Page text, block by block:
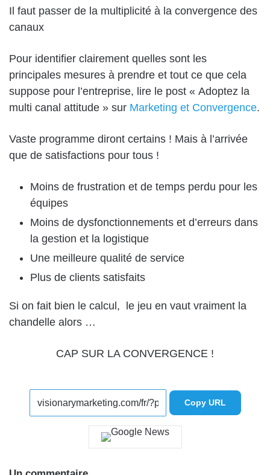
Il faut passer de la multiplicité à la convergence des
canaux
Pour identifier clairement quelles sont les
principales mesures à prendre et tout ce que cela
suppose pour l’entreprise, lire le post « Adoptez la
multi canal attitude » sur Marketing et Convergence.
Vaste programme diront certains ! Mais à l’arrivée
que de satisfactions pour tous !
Moins de frustration et de temps perdu pour les
équipes
Moins de dysfonctionnements et d’erreurs dans
la gestion et la logistique
Une meilleure qualité de service
Plus de clients satisfaits
Si on fait bien le calcul, le jeu en vaut vraiment la
chandelle alors …
CAP SUR LA CONVERGENCE !
Copy URL